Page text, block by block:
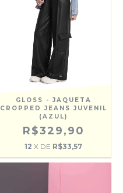
GLOSS - JAQUETA
CROPPED JEANS JUVENIL
(AZUL)
R$329,90
12 X DE R$33,57